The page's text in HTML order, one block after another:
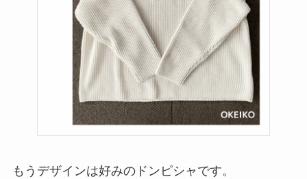
もうデザインは好みのドンピシャです。